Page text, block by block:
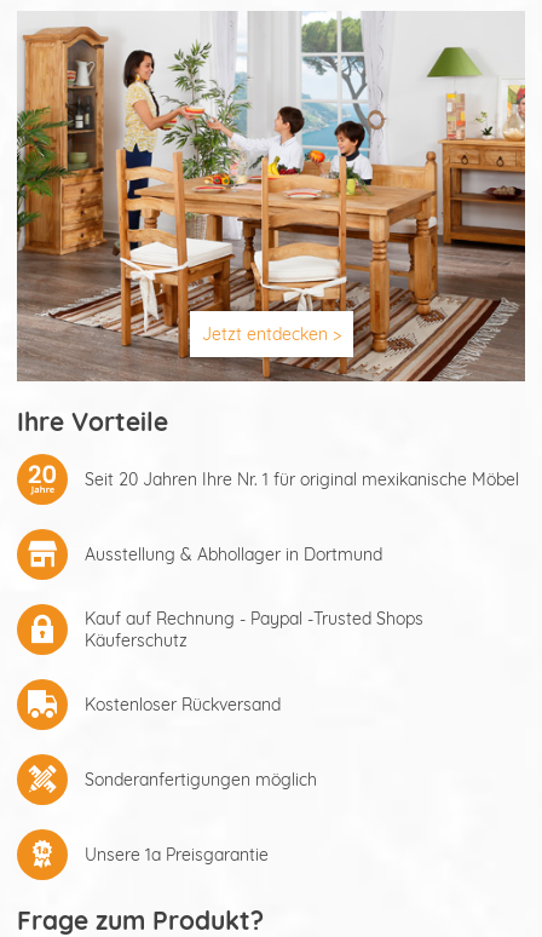
Jetzt entdecken >
Ihre Vorteile
Seit 20 Jahren Ihre Nr. 1 für original mexikanische Möbel
Ausstellung & Abhollager in Dortmund
Kauf auf Rechnung - Paypal -Trusted Shops
Käuferschutz
Kostenloser Rückversand
Sonderanfertigungen möglich
Unsere 1a Preisgarantie
Frage zum Produkt?